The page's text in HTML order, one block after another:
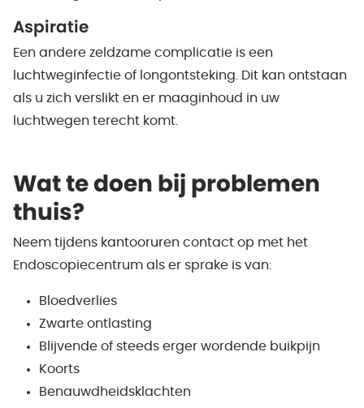
Aspiratie
Een andere zeldzame complicatie is een
luchtweginfectie of longontsteking. Dit kan ontstaan
als u zich verslikt en er maaginhoud in uw
luchtwegen terecht komt.
Wat te doen bij problemen
thuis?
Neem tijdens kantooruren contact op met het
Endoscopiecentrum als er sprake is van:
Bloedverlies
Zwarte ontlasting
Blijvende of steeds erger wordende buikpijn
Koorts
Benauwdheidsklachten